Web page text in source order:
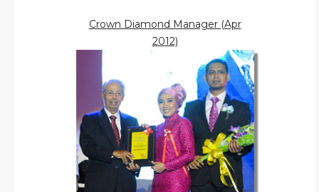
Crown Diamond Manager (Apr
2012)